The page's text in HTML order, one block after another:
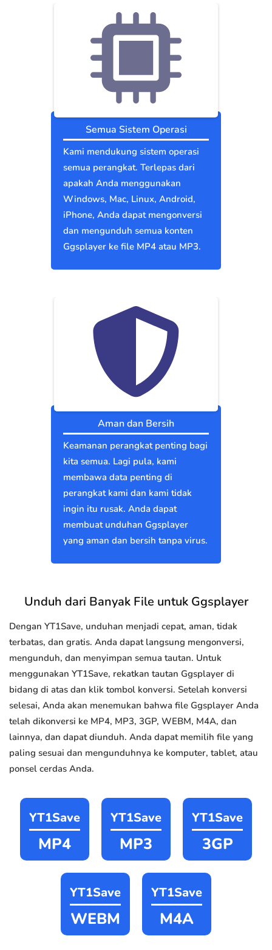
Semua Sistem Operasi
Kami mendukung sistem operasi
semua perangkat. Terlepas dari
apakah Anda menggunakan
Windows, Mac, Linux, Android,
iPhone, Anda dapat mengonversi
dan mengunduh semua konten
Ggsplayer ke file MP4 atau MP3.
Aman dan Bersih
Keamanan perangkat penting bagi
kita semua. Lagi pula, kami
membawa data penting di
perangkat kami dan kami tidak
ingin itu rusak. Anda dapat
membuat unduhan Ggsplayer
yang aman dan bersih tanpa virus.
Unduh dari Banyak File untuk Ggsplayer
Dengan YT1Save, unduhan menjadi cepat, aman, tidak
terbatas, dan gratis. Anda dapat langsung mengonversi,
mengunduh, dan menyimpan semua tautan. Untuk
menggunakan YT1Save, rekatkan tautan Ggsplayer di
bidang di atas dan klik tombol konversi. Setelah konversi
selesai, Anda akan menemukan bahwa file Ggsplayer Anda
telah dikonversi ke MP4, MP3, 3GP, WEBM, M4A, dan
lainnya, dan dapat diunduh. Anda dapat memilih file yang
paling sesuai dan mengunduhnya ke komputer, tablet, atau
ponsel cerdas Anda.
YT1Save
MP4
YT1Save
MP3
YT1Save
3GP
YT1Save
WEBM
YT1Save
M4A